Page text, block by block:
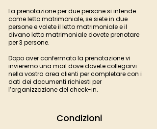
La prenotazione per due persone si intende
come letto matrimoniale, se siete in due
persone e volete il letto matrimoniale e il
divano letto matrimoniale dovete prenotare
per 3 persone.
Dopo aver confermato la prenotazione vi
invieremo una mail dove dovete collegarvi
nella vostra area clienti per completare con i
dati dei documenti richiesti per
l’organizzazione del check-in.
Condizioni